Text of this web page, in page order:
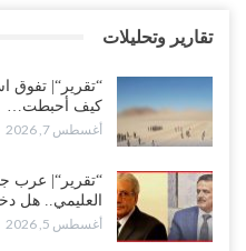
وسط معركة سعودية لإسقاط آخر
الوطن” تبدأ الانتشار..!
أغسطس 5, 2026
خلافات الرواتب تشعل مواجهة
في جبهات مأرب وتعز والضالع..!
أغسطس 5, 2026
تقارير وتحليلات
“تقرير“| تفوق
كيف أحبطت…
أغسطس 7, 2026
“تقرير“| عرب
العليمي.. هل
أغسطس 5, 2026